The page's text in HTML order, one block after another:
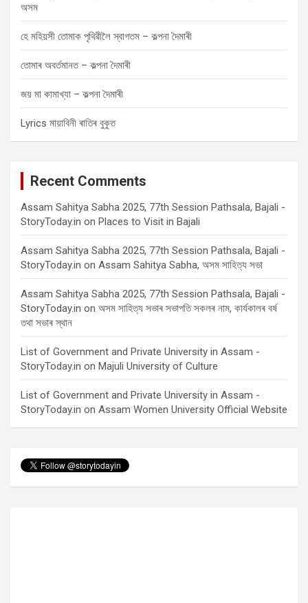
অসম
হে মহিয়সী তোমাক পৃথিৱীলৈ স্বাগতম – কল্পনা দৈমাৰী
তোমাৰ অবৰ্তমানত – কল্পনা দৈমাৰী
জয় মা কামাখ্যা – কল্পনা দৈমাৰী
Lyrics মায়াবিনী ৰাতিৰ বুকুত
Recent Comments
Assam Sahitya Sabha 2025, 77th Session Pathsala, Bajali -
StoryToday.in on Places to Visit in Bajali
Assam Sahitya Sabha 2025, 77th Session Pathsala, Bajali -
StoryToday.in on Assam Sahitya Sabha, অসম সাহিত্য সভা
Assam Sahitya Sabha 2025, 77th Session Pathsala, Bajali -
StoryToday.in on অসম সাহিত্য সভাৰ সভাপতি সকলৰ নাম, কাৰ্যকালৰ বৰ্ষ
তথা সভাৰ স্থান
List of Government and Private University in Assam -
StoryToday.in on Majuli University of Culture
List of Government and Private University in Assam -
StoryToday.in on Assam Women University Official Website